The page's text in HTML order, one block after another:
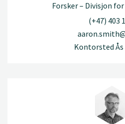
Forsker – Divisjon
(+47) 403
Kontorsted Ås